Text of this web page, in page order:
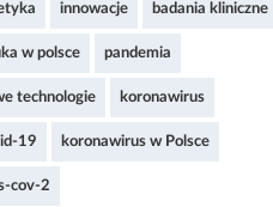
innowacje badania kliniczne
w polsce pandemia
technologie koronawirus
19 koronawirus w Polsce
cov-2